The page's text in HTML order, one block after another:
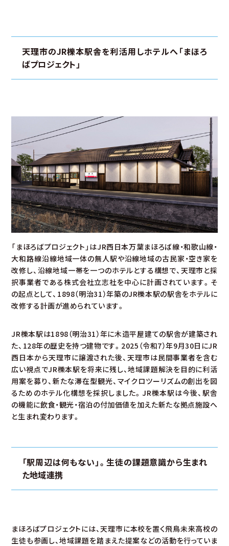
天理市のJR櫟本駅舎を利活用しホテルへ「まほろ
ばプロジェクト」
「まほろばプロジェクト」はJR西日本万葉まほろば線・和歌山線・
大和路線沿線地域一体の無人駅や沿線地域の古民家・空き家を
改修し、沿線地域一帯を一つのホテルとする構想で、天理市と採
択事業者である株式会社立志社を中心に計画されています。そ
の起点として、1898（明治31）年築のJR櫟本駅の駅舎をホテルに
改修する計画が進められています。
JR櫟本駅は1898（明治31）年に木造平屋建ての駅舎が建築され
た、128年の歴史を持つ建物です。2025（令和7）年9月30日にJR
西日本から天理市に譲渡された後、天理市は民間事業者を含む
広い視点でJR櫟本駅を将来に残し、地域課題解決を目的に利活
用案を募り、新たな滞在型観光、マイクロツーリズムの創出を図
るためのホテル化構想を採択しました。JR櫟本駅は今後、駅舎
の機能に飲食・観光・宿泊の付加価値を加えた新たな拠点施設へ
と生まれ変わります。
「駅周辺は何もない」。生徒の課題意識から生まれ
た地域連携
まほろばプロジェクトには、天理市に本校を置く飛鳥未来高校の
生徒も参画し、地域課題を踏まえた提案などの活動を行っていま